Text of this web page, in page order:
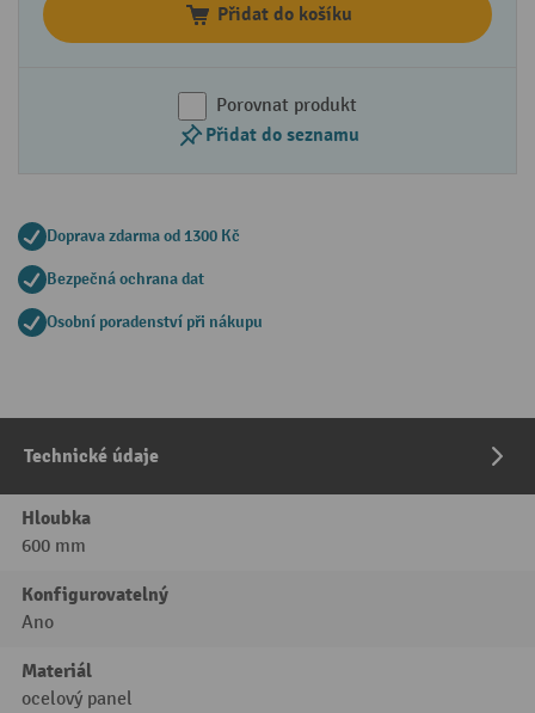
Přidat do košíku
Porovnat produkt
Přidat do seznamu
Doprava zdarma od 1300 Kč
Bezpečná ochrana dat
Osobní poradenství při nákupu
Technické údaje
Hloubka
600 mm
Konfigurovatelný
Ano
Materiál
ocelový panel